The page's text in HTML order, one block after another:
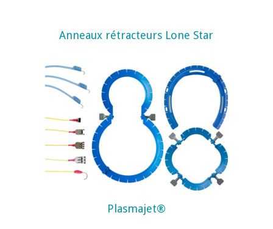
Anneaux rétracteurs Lone Star
Plasmajet®